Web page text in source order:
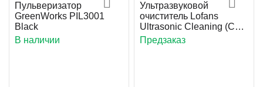
Пульверизатор
GreenWorks PIL3001
Black
В наличии
Ультразвуковой
очиститель Lofans
Ultrasonic Cleaning (CS-
602) White
Предзаказ